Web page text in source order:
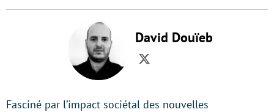
David Douïeb
Twitter
Fasciné par l’impact sociétal des nouvelles